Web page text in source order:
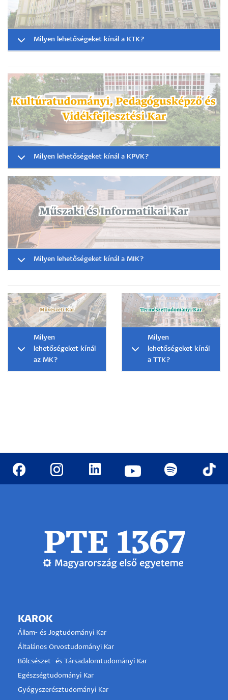
Milyen lehetőségeket kínál a KTK?
Milyen lehetőségeket kínál a KPVK?
Milyen lehetőségeket kínál a MIK?
Milyen
lehetőségeket kínál
az MK?
Milyen
lehetőségeket kínál
a TTK?
KAROK
Állam- és Jogtudományi Kar
Általános Orvostudományi Kar
Bölcsészet- és Társadalomtudományi Kar
Egészségtudományi Kar
Gyógyszerésztudományi Kar